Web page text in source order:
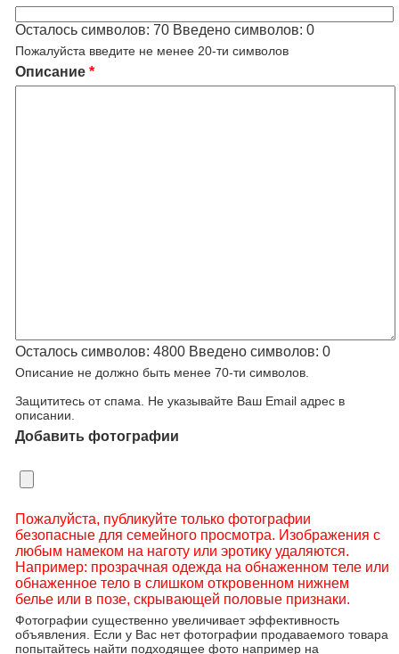
Осталось символов: 70 Введено символов: 0
Пожалуйста введите не менее 20-ти символов
Описание *
Осталось символов: 4800 Введено символов: 0
Описание не должно быть менее 70-ти символов.
Защититесь от спама. Не указывайте Ваш Email адрес в
описании.
Добавить фотографии
Пожалуйста, публикуйте только фотографии
безопасные для семейного просмотра. Изображения с
любым намеком на наготу или эротику удаляются.
Например: прозрачная одежда на обнаженном теле или
обнаженное тело в слишком откровенном нижнем
белье или в позе, скрывающей половые признаки.
Фотографии существенно увеличивает эффективность
объявления. Если у Вас нет фотографии продаваемого товара
попытайтесь найти подходящее фото например на